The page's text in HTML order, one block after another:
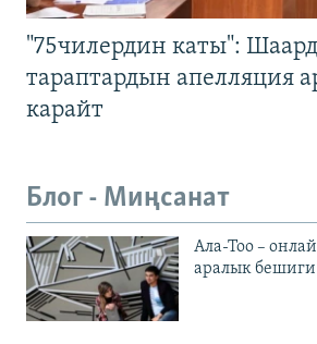
"75чилердин каты":
тараптардын апелляция
карайт
Блог - Миңсанат
Ала-Тоо –
аралык